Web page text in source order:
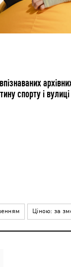
спорту і
Ціною: за